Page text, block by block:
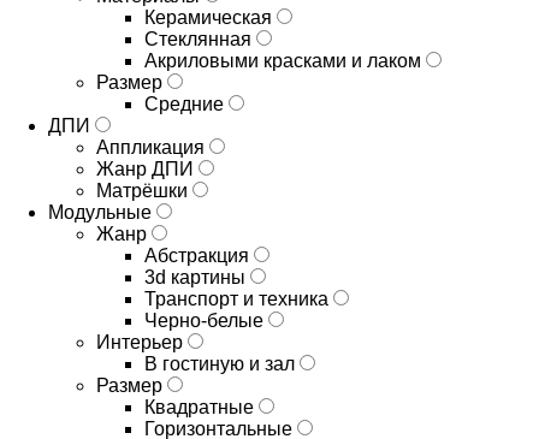
Керамическая
Стеклянная
Акриловыми красками и лаком
Размер
Средние
ДПИ
Аппликация
Жанр ДПИ
Матрёшки
Модульные
Жанр
Абстракция
3d картины
Транспорт и техника
Черно-белые
Интерьер
В гостиную и зал
Размер
Квадратные
Горизонтальные